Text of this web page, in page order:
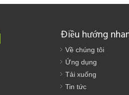
Điều hướng
Về chúng tôi
Ứng dụng
Tải xuống
Tin tức